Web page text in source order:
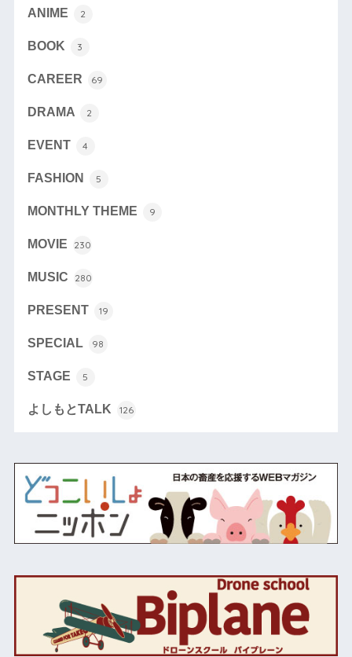
ANIME 2
BOOK 3
CAREER 69
DRAMA 2
EVENT 4
FASHION 5
MONTHLY THEME 9
MOVIE 230
MUSIC 280
PRESENT 19
SPECIAL 98
STAGE 5
よしもとTALK 126